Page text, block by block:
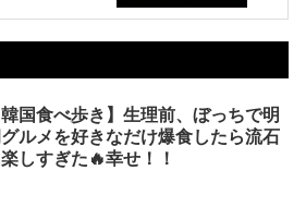
韓国食べ歩き】生理前、ぼっちで明
ルメを好きなだけ爆食したら流石
しすぎた🔥幸せ！！